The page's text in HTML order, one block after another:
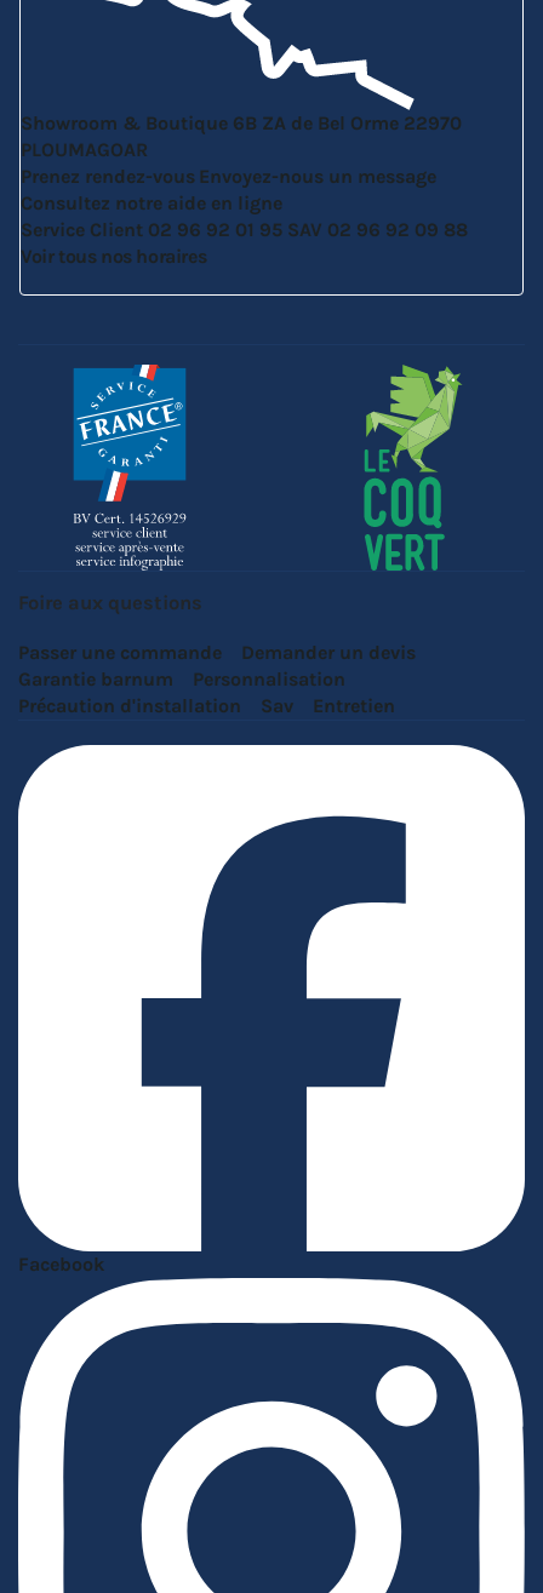
Showroom & Boutique 6B ZA de Bel Orme 22970
PLOUMAGOAR
Prenez rendez-vous Envoyez-nous un message
Consultez notre aide en ligne
Service Client 02 96 92 01 95 SAV 02 96 92 09 88
Voir tous nos horaires
Foire aux questions
Passer une commande
Demander un devis
Garantie barnum
Personnalisation
Précaution d'installation
Sav Entretien
Facebook